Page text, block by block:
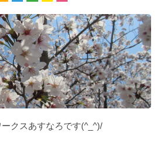
クスあすなろです(^_^)/